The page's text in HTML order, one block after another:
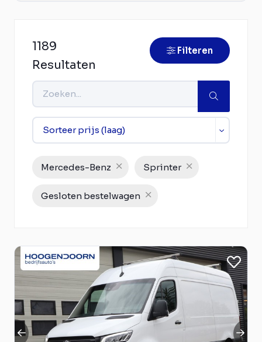
1189
Resultaten
Filteren
Mercedes-Benz Sprinter
Gesloten bestelwagen